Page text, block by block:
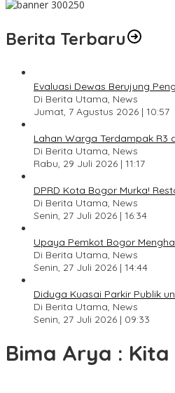
Berita Terbaru
Evaluasi Dewas Berujung
Di Berita Utama, News
Jumat, 7 Agustus 2026 | 10:57
Lahan Warga Terdampak R3
Di Berita Utama, News
Rabu, 29 Juli 2026 | 11:17
DPRD Kota Bogor Murka!
Di Berita Utama, News
Senin, 27 Juli 2026 | 16:34
Upaya Pemkot Bogor
Di Berita Utama, News
Senin, 27 Juli 2026 | 14:44
Diduga Kuasai Parkir Publik
Di Berita Utama, News
Senin, 27 Juli 2026 | 09:33
Bima Arya : Kita